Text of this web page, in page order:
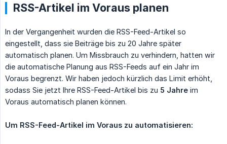
RSS-Artikel im Voraus planen
In der Vergangenheit wurden die RSS-Feed-Artikel so
eingestellt, dass sie Beiträge bis zu 20 Jahre später
automatisch planen. Um Missbrauch zu verhindern, hatten wir
die automatische Planung aus RSS-Feeds auf ein Jahr im
Voraus begrenzt. Wir haben jedoch kürzlich das Limit erhöht,
sodass Sie jetzt Ihre RSS-Feed-Artikel bis zu 5 Jahre im
Voraus automatisch planen können.
Um RSS-Feed-Artikel im Voraus zu automatisieren: